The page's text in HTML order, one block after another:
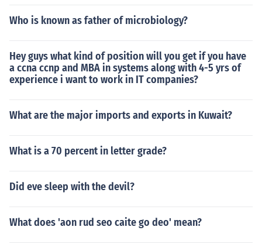
Who is known as father of microbiology?
Hey guys what kind of position will you get if you have
a ccna ccnp and MBA in systems along with 4-5 yrs of
experience i want to work in IT companies?
What are the major imports and exports in Kuwait?
What is a 70 percent in letter grade?
Did eve sleep with the devil?
What does 'aon rud seo caite go deo' mean?